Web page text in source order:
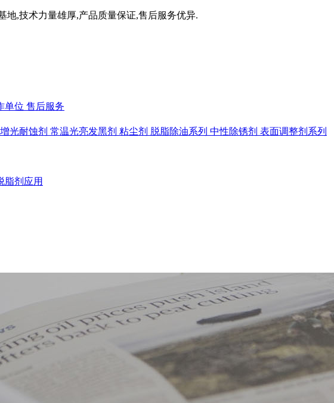
地,技术力量雄厚,产品质量保证,售后服务优异.
单位 售后服务
光耐蚀剂 常温光亮发黑剂 粘尘剂 脱脂除油系列 中性除锈剂 表面调整剂系列
脂剂应用